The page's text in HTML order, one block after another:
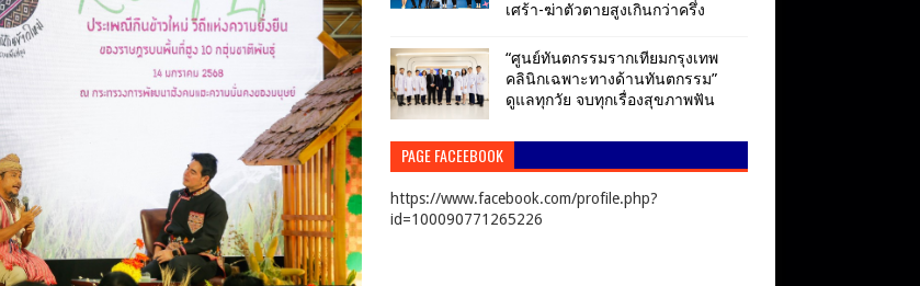
เศร้า-ฆ่าตัวตายสูงเกินกว่าครึ่ง
“ศูนย์ทันตกรรมรากเทียมกรุงเทพ
คลินิกเฉพาะทางด้านทันตกรรม”
ดูแลทุกวัย จบทุกเรื่องสุขภาพฟัน
PAGE FACEEBOOK
https://www.facebook.com/profile.php?
id=100090771265226